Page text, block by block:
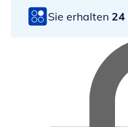
Sie erhalten 24